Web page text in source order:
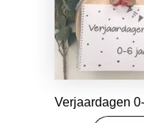
Verjaardagen